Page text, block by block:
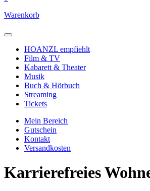
Warenkorb
HOANZL empfiehlt
Film & TV
Kabarett & Theater
Musik
Buch & Hörbuch
Streaming
Tickets
Mein Bereich
Gutschein
Kontakt
Versandkosten
Karrierefreies